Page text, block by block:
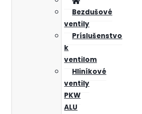
Bezdušové
ventily
Príslušenstvo
k
ventilom
Hliníkové
ventily
PKW
ALU